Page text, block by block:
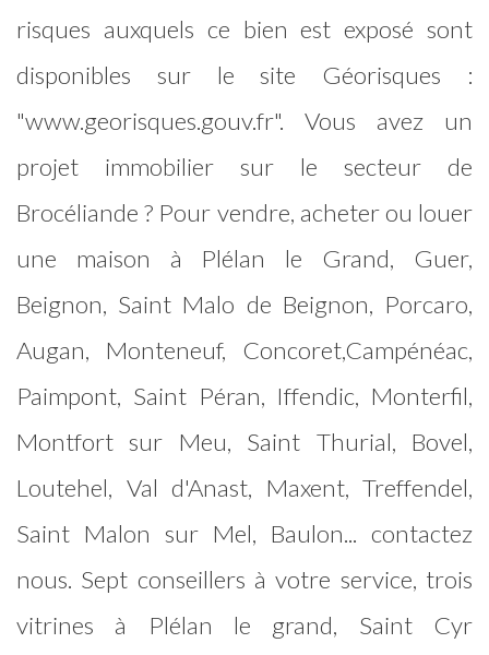
risques auxquels ce bien est exposé sont
disponibles sur le site Géorisques :
"www.georisques.gouv.fr". Vous avez un
projet immobilier sur le secteur de
Brocéliande ? Pour vendre, acheter ou louer
une maison à Plélan le Grand, Guer,
Beignon, Saint Malo de Beignon, Porcaro,
Augan, Monteneuf, Concoret,Campénéac,
Paimpont, Saint Péran, Iffendic, Monterfil,
Montfort sur Meu, Saint Thurial, Bovel,
Loutehel, Val d'Anast, Maxent, Treffendel,
Saint Malon sur Mel, Baulon... contactez
nous. Sept conseillers à votre service, trois
vitrines à Plélan le grand, Saint Cyr